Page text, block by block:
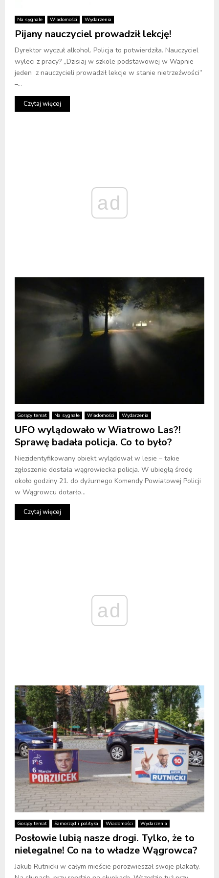
Na sygnale Wiadomości Wydarzenia
Pijany nauczyciel prowadził lekcję!
Dyrektor wyczuł alkohol. Policja to potwierdziła. Nauczyciel
wyleci z pracy? „Dzisiaj w szkole podstawowej w Wapnie
jeden z nauczycieli prowadził lekcje w stanie nietrzeźwości”
–...
Czytaj więcej
ad
Gorący temat Na sygnale Wiadomości Wydarzenia
UFO wylądowało w Wiatrowo Las?!
Sprawę badała policja. Co to było?
Niezidentyfikowany obiekt wylądował w lesie – takie
zgłoszenie dostała wągrowiecka policja. W ubiegłą środę
około godziny 21. do dyżurnego Komendy Powiatowej Policji
w Wągrowcu dotarło...
Czytaj więcej
ad
Gorący temat Samorząd i polityka Wiadomości Wydarzenia
Posłowie lubią nasze drogi. Tylko, że to
nielegalne! Co na to władze Wągrowca?
Jakub Rutnicki w całym mieście porozwieszał swoje plakaty.